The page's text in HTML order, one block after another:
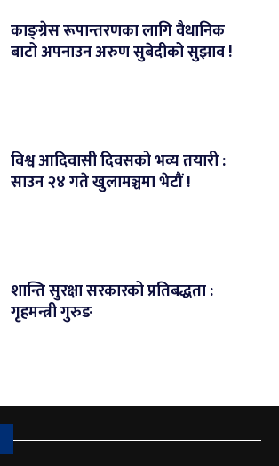
काङ्ग्रेस रूपान्तरणका लागि वैधानिक
बाटो अपनाउन अरुण सुबेदीको सुझाव !
विश्व आदिवासी दिवसको भव्य तयारी :
साउन २४ गते खुलामञ्चमा भेटौं !
शान्ति सुरक्षा सरकारको प्रतिबद्धता :
गृहमन्त्री गुरुङ